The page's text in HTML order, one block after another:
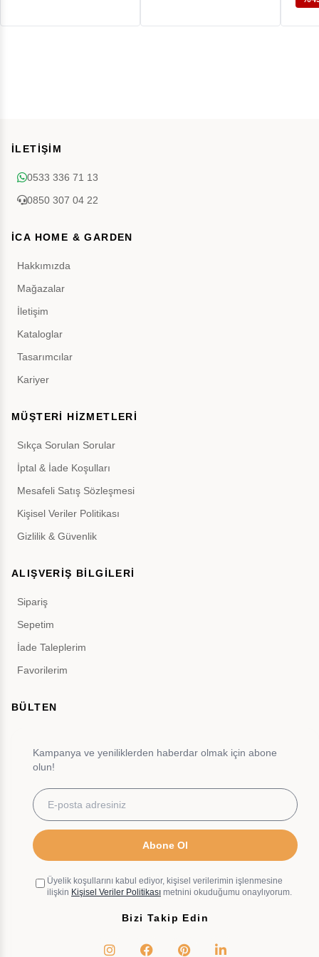
İLETİŞİM
0533 336 71 13
0850 307 04 22
İCA HOME & GARDEN
Hakkımızda
Mağazalar
İletişim
Kataloglar
Tasarımcılar
Kariyer
MÜŞTERİ HİZMETLERİ
Sıkça Sorulan Sorular
İptal & İade Koşulları
Mesafeli Satış Sözleşmesi
Kişisel Veriler Politikası
Gizlilik & Güvenlik
ALIŞVERİŞ BİLGİLERİ
Sipariş
Sepetim
İade Taleplerim
Favorilerim
BÜLTEN
Kampanya ve yeniliklerden haberdar olmak için abone
olun!
Abone Ol
Üyelik koşullarını kabul ediyor, kişisel verilerimin işlenmesine
ilişkin Kişisel Veriler Politikası metnini okuduğumu onaylıyorum.
Bizi Takip Edin